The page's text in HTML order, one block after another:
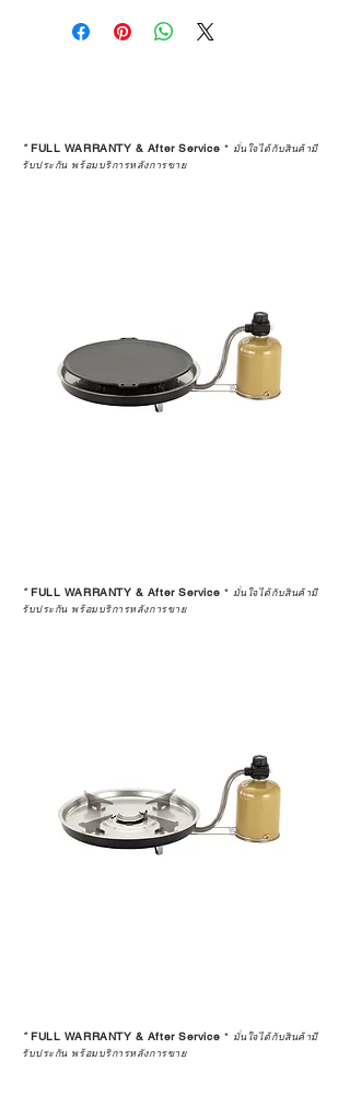
คุณตัดสินใจซื้อ แต่รวมไปถึง
“ประสบการณ์หลังการใช้งาน” ใน
STUDIO และร้านตัวแทนจำหน่ายที่
ได้รับการแต่งตั้งอย่างเป็นทางการ จะ
ก่อนตัดสินใจซื้อสินค้า เราอยาก
แนะนำให้คุณสอบถามทุกครั้งว่า ร้าน
ค้าที่คุณกำลังเลือกซื้อนั้น มีการรับ
ในอุปกรณ์ที่คุณรัก มีคุณค่าอย่าง
อ่านต่อเรื่องการรับประกันสินค้าได้
ตรงนี้
https://www.campstudio.co.th/
*FULL WARRANTY & After Service * มั่นใจได้กับสินค้ามี
รับประกัน พร้อมบริการหลังการขาย
*FULL WARRANTY & After Service * มั่นใจได้กับสินค้ามี
รับประกัน พร้อมบริการหลังการขาย
*FULL WARRANTY & After Service * มั่นใจได้กับสินค้ามี
รับประกัน พร้อมบริการหลังการขาย